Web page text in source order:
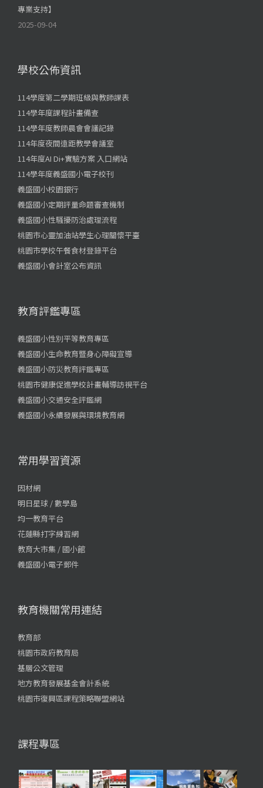
專業支持】
2025-09-04
學校公佈資訊
114學度第二學期班級與教師課表
114學年度課程計畫備查
114學年度教師晨會會議記錄
114年度夜間遠距教學會議室
114年度AI Di+實驗方案 入口網站
114學年度義盛國小電子校刊
義盛國小校園銀行
義盛國小定期評量命題審查機制
義盛國小性騷擾防治處理流程
桃園市心靈加油站學生心理關懷平臺
桃園市學校午餐食材登錄平台
義盛國小會計室公布資訊
教育評鑑專區
義盛國小性別平等教育專區
義盛國小生命教育暨身心障礙宣導
義盛國小防災教育評鑑專區
桃園市健康促進學校計畫輔導訪視平台
義盛國小交通安全評鑑網
義盛國小永續發展與環境教育網
常用學習資源
因材網
明日星球 / 數學島
均一教育平台
花蓮縣打字練習網
教育大市集 / 國小館
義盛國小電子郵件
教育機關常用連結
教育部
桃園市政府教育局
基層公文管理
地方教育發展基金會計系統
桃園市復興區課程策略聯盟網站
課程專區